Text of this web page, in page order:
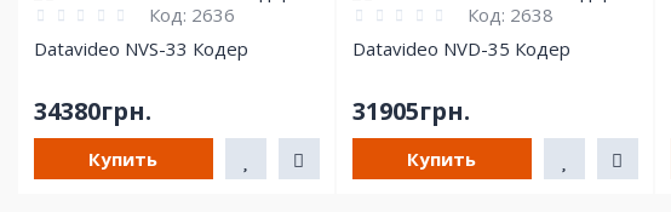
Код: 2636
Datavideo NVS-33 Кодер
34380грн.
Купить
Код: 2638
Datavideo NVD-35 Кодер
31905грн.
Купить